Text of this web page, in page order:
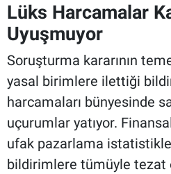
Lüks Harcamalar
Uyuşmuyor
Soruşturma kararının
yasal birimlere ilettiği
harcamaları bünyesinde
uçurumlar yatıyor.
ufak pazarlama
bildirimlere tümüyle tezat